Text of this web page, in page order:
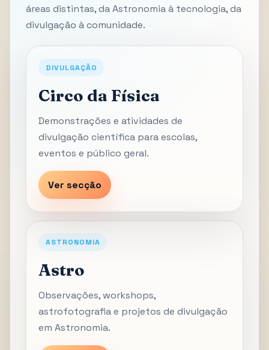
áreas distintas, da Astronomia à tecnologia, da
divulgação à comunidade.
DIVULGAÇÃO
Circo da Física
Demonstrações e atividades de
divulgação científica para escolas,
eventos e público geral.
Ver secção
ASTRONOMIA
Astro
Observações, workshops,
astrofotografia e projetos de divulgação
em Astronomia.